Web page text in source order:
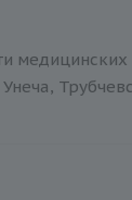
медицинских